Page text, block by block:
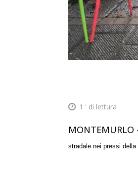
1 ' di lettura
MONTEMURLO
stradale nei pressi della